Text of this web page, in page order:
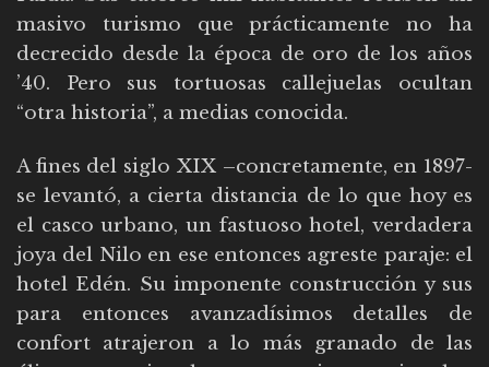
masivo turismo que prácticamente no ha
decrecido desde la época de oro de los años
’40. Pero sus tortuosas callejuelas ocultan
“otra historia”, a medias conocida.
A fines del siglo XIX –concretamente, en 1897-
se levantó, a cierta distancia de lo que hoy es
el casco urbano, un fastuoso hotel, verdadera
joya del Nilo en ese entonces agreste paraje: el
hotel Edén. Su imponente construcción y sus
para entonces avanzadísimos detalles de
confort atrajeron a lo más granado de las